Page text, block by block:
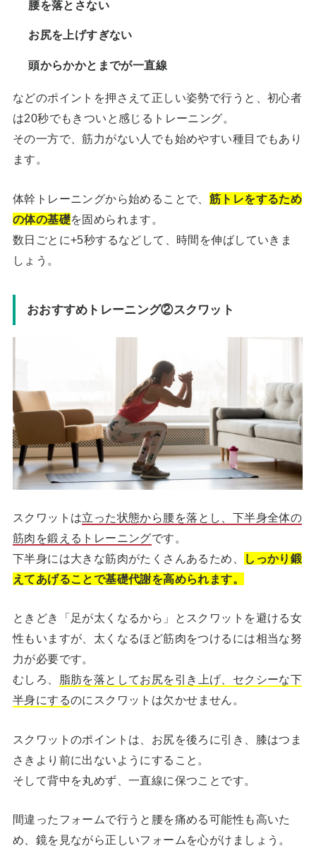
腰を落とさない
お尻を上げすぎない
頭からかかとまでが一直線
などのポイントを押さえて正しい姿勢で行うと、初心者
は20秒でもきついと感じるトレーニング。
その一方で、筋力がない人でも始めやすい種目でもあり
ます。
体幹トレーニングから始めることで、 筋トレをするため
の体の基礎を固められます。
数日ごとに+5秒するなどして、時間を伸ばしていきま
しょう。
おおすすめトレーニング②スクワット
スクワットは立った状態から腰を落とし、下半身全体の
筋肉を鍛えるトレーニングです。
下半身には大きな筋肉がたくさんあるため、
しっかり鍛
えてあげることで基礎代謝を高められます。
ときどき「足が太くなるから」とスクワットを避ける女
性もいますが、太くなるほど筋肉をつけるには相当な努
力が必要です。
むしろ、
脂肪を落としてお尻を引き上げ、セクシーな下
半身にするのにスクワットは欠かせません。
スクワットのポイントは、お尻を後ろに引き、膝はつま
さきより前に出ないようにすること。
そして背中を丸めず、一直線に保つことです。
間違ったフォームで行うと腰を痛める可能性も高いた
め、鏡を見ながら正しいフォームを心がけましょう。